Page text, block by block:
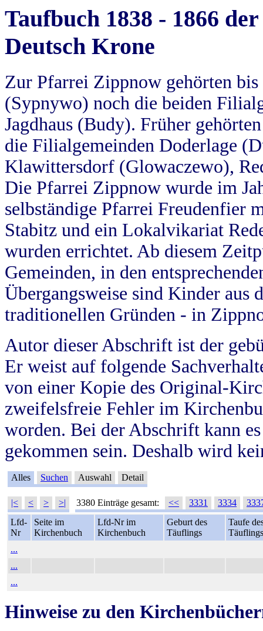
Taufbuch 1838 - 1866
Deutsch Krone
Zur Pfarrei Zippnow gehörten
(Sypnywo) noch die beiden
Jagdhaus (Budy). Früher
die Filialgemeinden Doderlage
Klawittersdorf (Glowaczewo),
Die Pfarrei Zippnow wurde im
selbständige Pfarrei Freudenfier
Stabitz und ein Lokalvikariat
wurden errichtet. Ab diesem
Gemeinden, in den
Übergangsweise sind Kinder aus
traditionellen Gründen - in
Autor dieser Abschrift ist der
Er weist auf folgende
von einer Kopie des Original-
zweifelsfreie Fehler im
worden. Bei der Abschrift kann
gekommen sein. Deshalb wird
Alles Suchen Auswahl Detail
|< < > >| 3380 Einträge gesamt: << 3331 3334
Lfd-
Nr
Seite im
Kirchenbuch
Lfd-Nr im
Kirchenbuch
Geburt des
Täuflings
Taufe
Täuflings
...
...
...
Hinweise zu den